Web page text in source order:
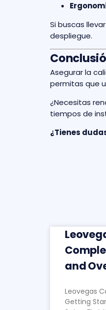
Si buscas
despliegue.
Asegurar la
permitas que
¿Necesitas
tiempos de
¿Tienes
and
Leovegas
Getting